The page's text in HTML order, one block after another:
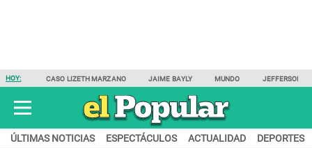
HOY: CASO LIZETH MARZANO JAIME BAYLY MUNDO JEFFERSON
ÚLTIMAS NOTICIAS ESPECTÁCULOS ACTUALIDAD DEPORTES